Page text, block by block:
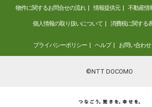
物件に関するお問合せの流れ 情報提供元 不動産情
個人情報の取り扱いについて 消費税に関する
プライバシーポリシー ヘルプ お問い合わせ
©NTT DOCOMO